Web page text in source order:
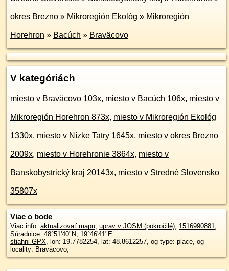
okres Brezno » Mikroregión Ekológ » Mikroregión
Horehron » Bacúch » Braväcovo
V kategóriách
miesto v Braväcovo 103x, miesto v Bacúch 106x, miesto v
Mikroregión Horehron 873x, miesto v Mikroregión Ekológ
1330x, miesto v Nízke Tatry 1645x, miesto v okres Brezno
2009x, miesto v Horehronie 3864x, miesto v
Banskobystrický kraj 20143x, miesto v Stredné Slovensko
35807x
Viac o bode
Viac info: aktualizovať mapu, uprav v JOSM (pokročilé), 1516990881,
Súradnice: 48°51'40"N, 19°46'41"E
stiahni GPX, lon: 19.7782254, lat: 48.8612257, og type: place, og
locality: Braväcovo,